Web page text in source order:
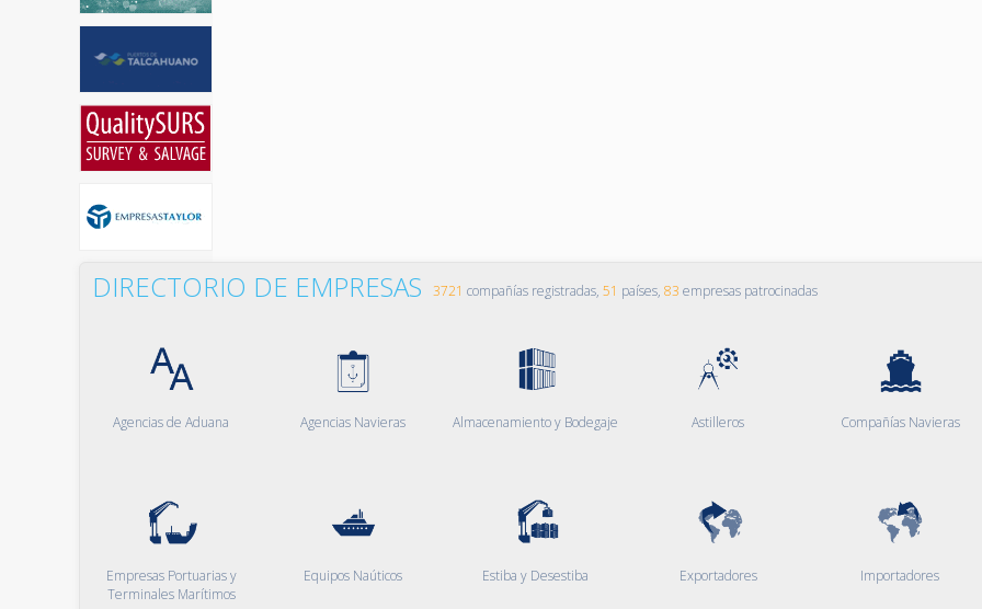
DIRECTORIO DE EMPRESAS 3721 compañías registradas, 51 países, 83 empresas patrocinadas
Agencias de Aduana Agencias Navieras Almacenamiento y Bodegaje Astilleros Compañías Navieras
Empresas Portuarias y
Terminales Marítimos
Equipos Naúticos Estiba y Desestiba Exportadores Importadores